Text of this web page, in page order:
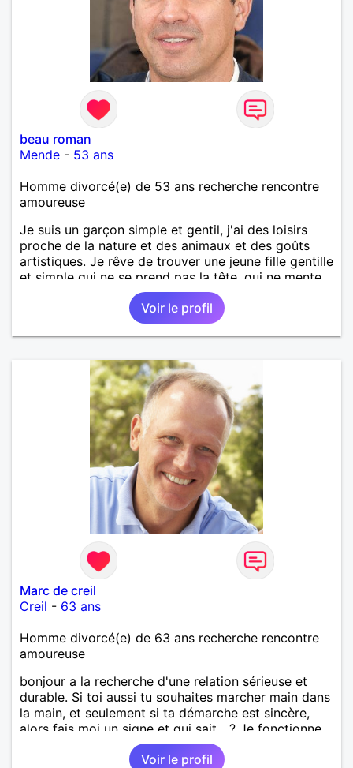
beau roman
Mende - 53 ans
Homme divorcé(e) de 53 ans recherche rencontre
amoureuse
Je suis un garçon simple et gentil, j'ai des loisirs
proche de la nature et des animaux et des goûts
artistiques. Je rêve de trouver une jeune fille gentille
et simple qui ne se prend pas la tête, qui ne mente
pas,qui ne s'invente pas des histoires pour se faire
briller, mais au contraire qu'elle soit naturelle et
Voir le profil
Marc de creil
Creil - 63 ans
Homme divorcé(e) de 63 ans recherche rencontre
amoureuse
bonjour a la recherche d'une relation sérieuse et
durable. Si toi aussi tu souhaites marcher main dans
la main, et seulement si ta démarche est sincère,
alors fais moi un signe et qui sait ...? Je fonctionne
avec le feeling... a bientôt ...
Voir le profil